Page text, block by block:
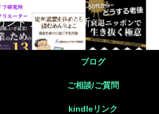
ンドライフ研究所
ブログ
ご相談/ご質問
kindleリンク